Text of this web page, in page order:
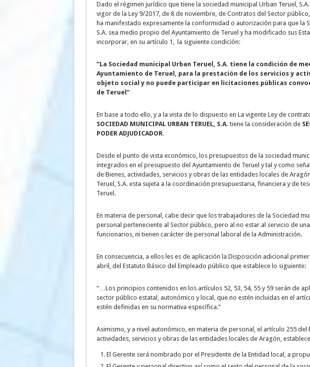
Dado el régimen jurídico que tiene la sociedad municipal Urban Teruel,
vigor de la Ley 9/2017, de 8 de noviembre, de Contratos del Sector
ha manifestado expresamente la conformidad o autorización para que la
S.A. sea medio propio del Ayuntamiento de Teruel y ha modificado sus
incorporar, en su artículo 1, la siguiente condición:
“La Sociedad municipal Urban Teruel, S.A. tiene la condición de
Ayuntamiento de Teruel, para la prestación de los servicios y
objeto social y no puede participar en licitaciones públicas
de Teruel”
En base a todo ello, y a la vista de lo dispuesto en La vigente Ley de
SOCIEDAD MUNICIPAL URBAN TERUEL, S.A. tiene la consideración de
PODER ADJUDICADOR.
Desde el punto de vista económico, los presupuestos de la sociedad
integrados en el presupuesto del Ayuntamiento de Teruel y tal y como
de Bienes, actividades, servicios y obras de las entidades locales de
Teruel, S.A. esta sujeta a la coordinación presupuestaria, financiera y de
Teruel.
En materia de personal, cabe decir que los trabajadores de la Sociedad
personal perteneciente al Sector público, pero al no estar al servicio de
funcionarios, ni tienen carácter de personal laboral de la Administración.
En consecuencia, a ellos les es de aplicación la Disposición adicional
abril, del Estatuto Básico del Empleado público que establece lo siguiente:
“…Los principios contenidos en los artículos 52, 53, 54, 55 y 59 serán de
sector público estatal, autonómico y local, que no estén incluidas en el
estén definidas en su normativa específica.”
Asimismo, y a nivel autonómico, en materia de personal, el artículo 255 del
actividades, servicios y obras de las entidades locales de Aragón,
El Gerente será nombrado por el Presidente de la Entidad local, a